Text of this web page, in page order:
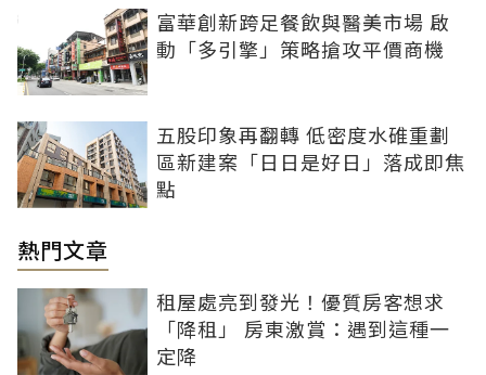
富華創新跨足餐飲與醫美市場 啟
動「多引擎」策略搶攻平價商機
五股印象再翻轉 低密度水碓重劃
區新建案「日日是好日」落成即焦
點
熱門文章
租屋處亮到發光！優質房客想求
「降租」 房東激賞：遇到這種一
定降